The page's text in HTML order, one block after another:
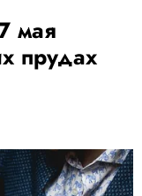
мая
прудах